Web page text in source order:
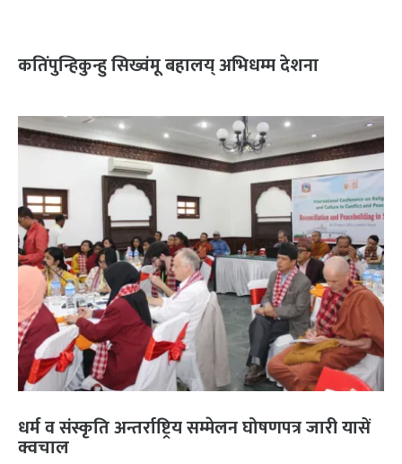
कतिंपुन्हिकुन्हु सिख्वंमू बहालय् अभिधम्म देशना
धर्म व संस्कृति अन्तर्राष्ट्रिय सम्मेलन घोषणपत्र जारी यासें
क्वचाल